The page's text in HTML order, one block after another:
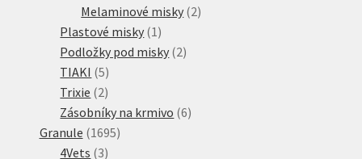
produktů
Melaminové misky 22
Plastové misky 1 1
produkt
Podložky pod misky 22
TIAKI 55
produktů
Trixie 22
produkty
Zásobníky na krmivo 66
Granule 16951695
4Vets 33